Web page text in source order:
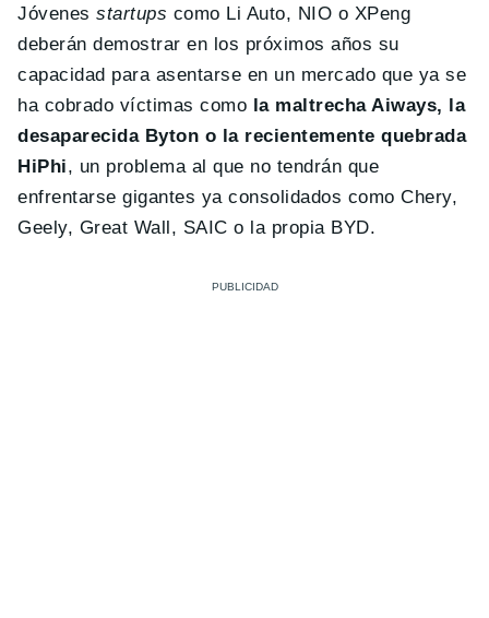
Jóvenesstartups como Li Auto, NIO o XPeng
deberán demostrar en los próximos años su
capacidad para asentarse en un mercado que ya se
ha cobrado víctimas como la maltrecha Aiways, la
desaparecida Byton o la recientemente quebrada
HiPhi, un problema al que no tendrán que
enfrentarse gigantes ya consolidados como Chery,
Geely, Great Wall, SAIC o la propia BYD.